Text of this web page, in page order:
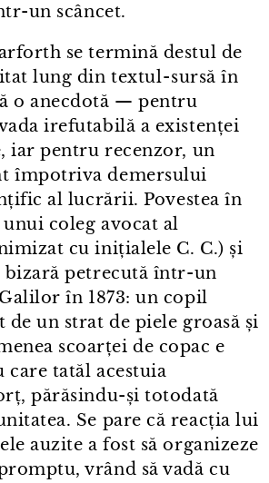
⁠un scâncet.
se termină destul de
lung din textul⁠-⁠sursă în
o anecdotă — pentru
irefutabilă a existenței
iar pentru recenzor, un
împotriva demersului
al lucrării. Povestea în
coleg avocat al
cu inițialele C. C.) și
bizară petrecută într⁠-⁠un
în 1873: un copil
de un strat de piele groasă și
scoarței de copac e
tatăl acestuia
părăsindu-și totodată
Se pare că reacția lui
auzite a fost să organizeze
vrând să vadă cu